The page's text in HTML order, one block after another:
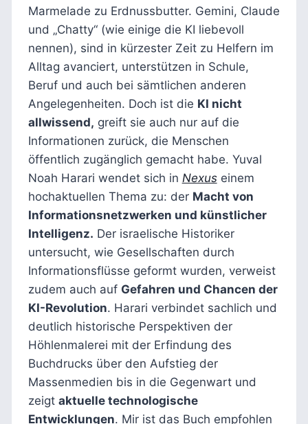
Marmelade zu Erdnussbutter. Gemini, Claude
und „Chatty“ (wie einige die KI liebevoll
nennen), sind in kürzester Zeit zu Helfern im
Alltag avanciert, unterstützen in Schule,
Beruf und auch bei sämtlichen anderen
Angelegenheiten. Doch ist die KI nicht
allwissend, greift sie auch nur auf die
Informationen zurück, die Menschen
öffentlich zugänglich gemacht habe. Yuval
Noah Harari wendet sich in Nexuseinem
hochaktuellen Thema zu: der Macht von
Informationsnetzwerken und künstlicher
Intelligenz. Der israelische Historiker
untersucht, wie Gesellschaften durch
Informationsflüsse geformt wurden, verweist
zudem auch auf Gefahren und Chancen der
KI-Revolution. Harari verbindet sachlich und
deutlich historische Perspektiven der
Höhlenmalerei mit der Erfindung des
Buchdrucks über den Aufstieg der
Massenmedien bis in die Gegenwart und
zeigt aktuelle technologische
Entwicklungen. Mir ist das Buch empfohlen